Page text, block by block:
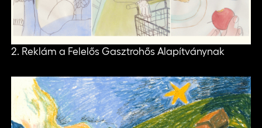
2. Reklám a Felelős Gasztrohős Alapítványnak